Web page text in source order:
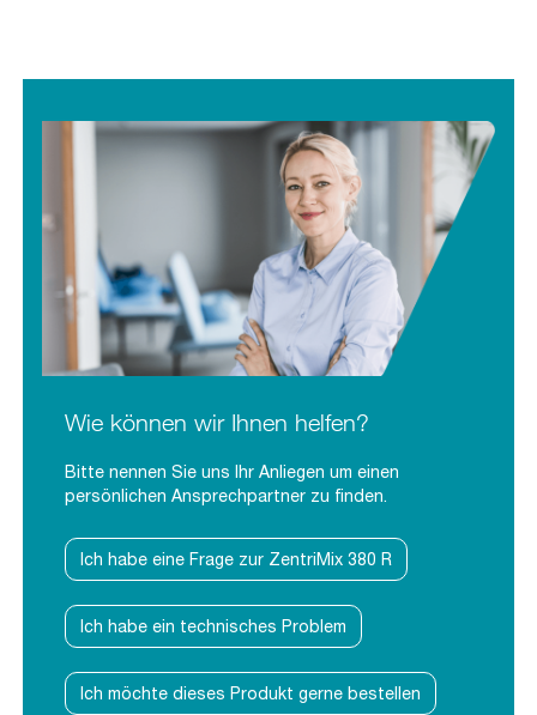
Wie können wir Ihnen helfen?
Bitte nennen Sie uns Ihr Anliegen um einen
persönlichen Ansprechpartner zu finden.
Ich habe eine Frage zur ZentriMix 380 R
Ich habe ein technisches Problem
Ich möchte dieses Produkt gerne bestellen